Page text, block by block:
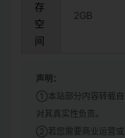
存
空
间
2GB
声明：
①本站部分内容转载自
对其真实性负责。
②若您需要商业运营或